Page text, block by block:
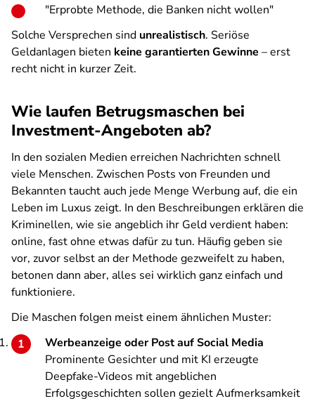
"Erprobte Methode, die Banken nicht wollen"
Solche Versprechen sind unrealistisch. Seriöse
Geldanlagen bieten keine garantierten Gewinne – erst
recht nicht in kurzer Zeit.
Wie laufen Betrugsmaschen bei
Investment-Angeboten ab?
In den sozialen Medien erreichen Nachrichten schnell
viele Menschen. Zwischen Posts von Freunden und
Bekannten taucht auch jede Menge Werbung auf, die ein
Leben im Luxus zeigt. In den Beschreibungen erklären die
Kriminellen, wie sie angeblich ihr Geld verdient haben:
online, fast ohne etwas dafür zu tun. Häufig geben sie
vor, zuvor selbst an der Methode gezweifelt zu haben,
betonen dann aber, alles sei wirklich ganz einfach und
funktioniere.
Die Maschen folgen meist einem ähnlichen Muster:
Werbeanzeige oder Post auf Social Media
Prominente Gesichter und mit KI erzeugte
Deepfake-Videos mit angeblichen
Erfolgsgeschichten sollen gezielt Aufmerksamkeit